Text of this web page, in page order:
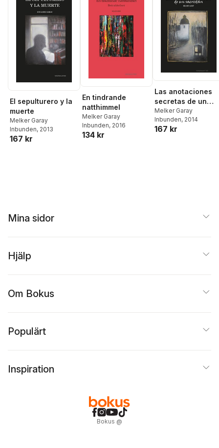
El sepulturero y la
muerte
Melker Garay
Inbunden, 2013
167 kr
En tindrande
natthimmel
Melker Garay
Inbunden, 2016
134 kr
Las anotaciones
secretas de un
sacristán
Melker Garay
Inbunden, 2014
167 kr
Mina sidor
Hjälp
Om Bokus
Populärt
Inspiration
Bokus @